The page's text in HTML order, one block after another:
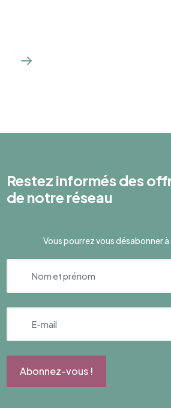
Restez informés des
de notre réseau
Vous pourrez vous désabonner